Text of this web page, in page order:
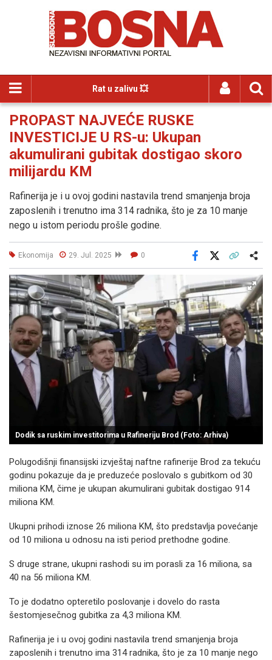
Rat u zalivu 💥
PROPAST NAJVEĆE RUSKE
INVESTICIJE U RS-u: Ukupan
akumulirani gubitak dostigao skoro
milijardu KM
Rafinerija je i u ovoj godini nastavila trend smanjenja broja
zaposlenih i trenutno ima 314 radnika, što je za 10 manje
nego u istom periodu prošle godine.
Ekonomija 29. Jul. 2025 0
Facebook
Dodik sa ruskim investitorima u Rafineriju Brod (Foto: Arhiva)
Polugodišnji finansijski izvještaj naftne rafinerije Brod za tekuću
godinu pokazuje da je preduzeće poslovalo s gubitkom od 30
miliona KM, čime je ukupan akumulirani gubitak dostigao 914
miliona KM.
Ukupni prihodi iznose 26 miliona KM, što predstavlja povećanje
od 10 miliona u odnosu na isti period prethodne godine.
S druge strane, ukupni rashodi su im porasli za 16 miliona, sa
40 na 56 miliona KM.
To je dodatno opteretilo poslovanje i dovelo do rasta
šestomjesečnog gubitka za 4,3 miliona KM.
Rafinerija je i u ovoj godini nastavila trend smanjenja broja
zaposlenih i trenutno ima 314 radnika, što je za 10 manje nego